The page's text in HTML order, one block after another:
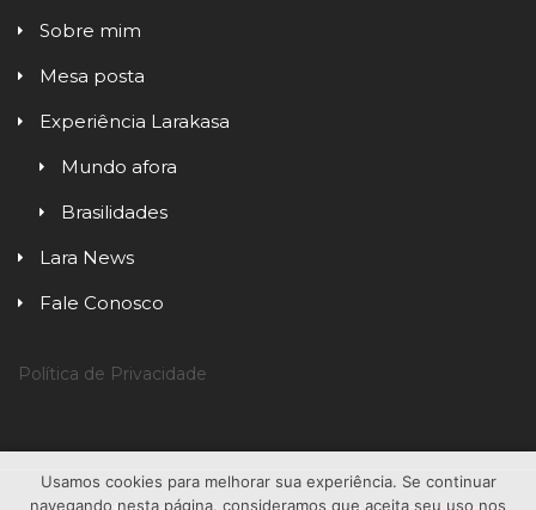
Sobre mim
Mesa posta
Experiência Larakasa
Mundo afora
Brasilidades
Lara News
Fale Conosco
Política de Privacidade
Usamos cookies para melhorar sua experiência. Se continuar
navegando nesta página, consideramos que aceita seu uso nos